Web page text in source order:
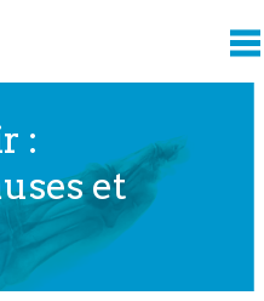
:
et